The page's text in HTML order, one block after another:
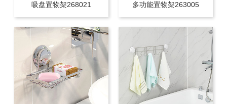
吸盘置物架268021 多功能置物架263005